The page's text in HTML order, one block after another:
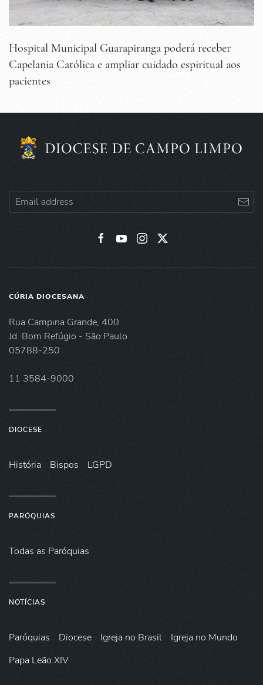
Hospital Municipal Guarapiranga poderá receber
Capelania Católica e ampliar cuidado espiritual aos
pacientes
CÚRIA DIOCESANA
Rua Campina Grande, 400
Jd. Bom Refúgio - São Paulo
05788-250
11 3584-9000
DIOCESE
História Bispos LGPD
PARÓQUIAS
Todas as Paróquias
NOTÍCIAS
Paróquias Diocese Igreja no Brasil
Igreja no Mundo
Papa Leão XIV